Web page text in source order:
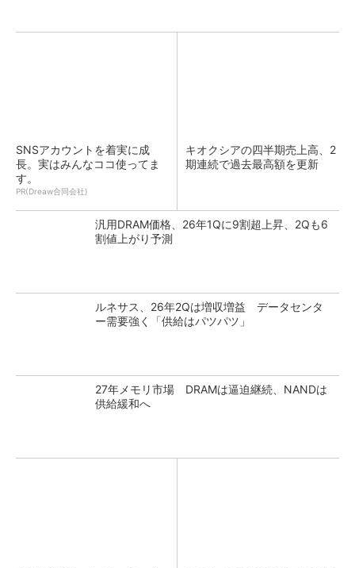
SNSアカウントを着実に成
長。実はみんなココ使ってま
す。
PR(Dreaw合同会社)
キオクシアの四半期売上高、2
期連続で過去最高額を更新
汎用DRAM価格、26年1Qに9割超上昇、2Qも6
割値上がり予測
ルネサス、26年2Qは増収増益 データセンタ
ー需要強く「供給はパツパツ」
27年メモリ市場 DRAMは逼迫継続、NANDは
供給緩和へ